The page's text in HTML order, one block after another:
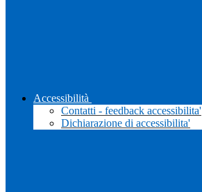
Accessibilità
Contatti - feedback accessibilita'
Dichiarazione di accessibilita'